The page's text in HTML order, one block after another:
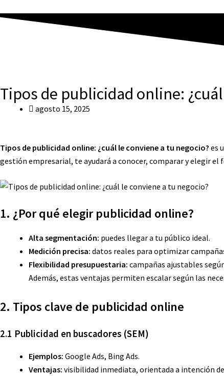
Tipos de publicidad online:
agosto 15, 2025
Tipos de publicidad online: ¿cuál le conviene a tu negocio? es
gestión empresarial, te ayudará a conocer, comparar y elegir
1. ¿Por qué elegir publicidad online?
Alta segmentación: puedes llegar a tu público ideal.
Medición precisa: datos reales para optimizar
Flexibilidad presupuestaria: campañas ajustables
Además, estas ventajas permiten escalar según las
2. Tipos clave de publicidad online
2.1 Publicidad en buscadores (SEM)
Ejemplos: Google Ads, Bing Ads.
Ventajas: visibilidad inmediata, orientada a intención de